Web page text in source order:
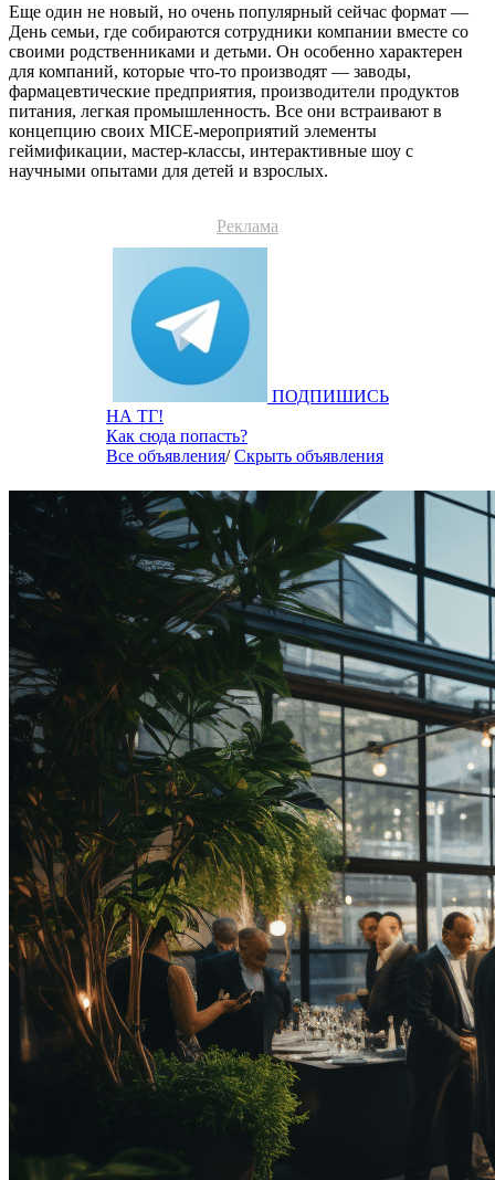
Еще один не новый, но очень популярный сейчас формат —
День семьи, где собираются сотрудники компании вместе со
своими родственниками и детьми. Он особенно характерен
для компаний, которые что-то производят — заводы,
фармацевтические предприятия, производители продуктов
питания, легкая промышленность. Все они встраивают в
концепцию своих MICE-мероприятий элементы
геймификации, мастер-классы, интерактивные шоу с
научными опытами для детей и взрослых.
Реклама
ПОДПИШИСЬ
НА ТГ!
Как сюда попасть?
Все объявления/Скрыть объявления